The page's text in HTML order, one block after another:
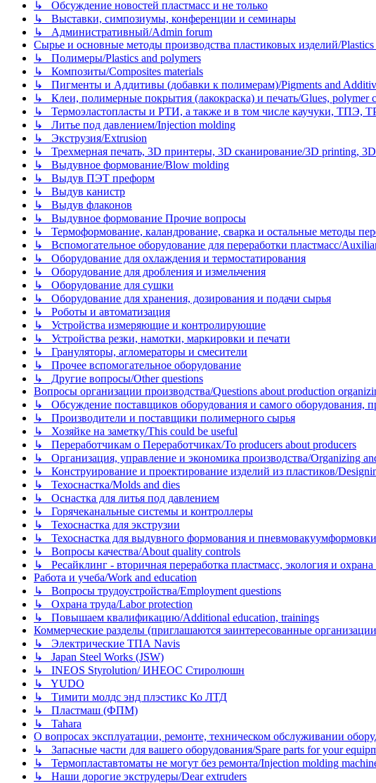
↳ Обсуждение новостей пластмасс и не только
↳ Выставки, симпозиумы, конференции и семинары
↳ Административный/Admin forum
Сырье и основные методы производства пластиковых изделий/
↳ Полимеры/Plastics and polymers
↳ Композиты/Сomposites materials
↳ Пигменты и Аддитивы (добавки к полимерам)/Pigments and
↳ Клеи, полимерные покрытия (лакокраска) и печать/Glues, polymer
↳ Термоэластопласты и РТИ, а также и в том числе каучуки, ТПЭ,
↳ Литье под давлением/Injection molding
↳ Экструзия/Extrusion
↳ Трехмерная печать, 3D принтеры, 3D сканирование/3D printing, 3D
↳ Выдувное формование/Blow molding
↳ Выдув ПЭТ преформ
↳ Выдув канистр
↳ Выдув флаконов
↳ Выдувное формование Прочие вопросы
↳ Термоформование, каландрование, сварка и остальные методы
↳ Вспомогательное оборудование для переработки пластмасс/
↳ Оборудование для охлаждения и термостатирования
↳ Оборудование для дробления и измельчения
↳ Оборудование для сушки
↳ Оборудование для хранения, дозирования и подачи сырья
↳ Роботы и автоматизация
↳ Устройства измеряющие и контролирующие
↳ Устройства резки, намотки, маркировки и печати
↳ Грануляторы, агломераторы и смесители
↳ Прочее вспомогательное оборудование
↳ Другие вопросы/Other questions
Вопросы организации производства/Questions about production
↳ Обсуждение поставщиков оборудования и самого оборудования,
↳ Производители и поставщики полимерного сырья
↳ Хозяйке на заметку/This could be useful
↳ Переработчикам о Переработчиках/To producers about producers
↳ Организация, управление и экономика производства/Organizing
↳ Конструирование и проектирование изделий из пластиков/
↳ Техоснастка/Molds and dies
↳ Оснастка для литья под давлением
↳ Горячеканальные системы и контроллеры
↳ Техоснастка для экструзии
↳ Техоснастка для выдувного формования и пневмовакуумформовки
↳ Вопросы качества/About quality controls
↳ Ресайклинг - вторичная переработка пластмасс, экология и
Работа и учеба/Work and education
↳ Вопросы трудоустройства/Employment questions
↳ Охрана труда/Labor protection
↳ Повышаем квалификацию/Additional education, trainings
Коммерческие разделы (приглашаются заинтересованные
↳ Электрические ТПА Navis
↳ Japan Steel Works (JSW)
↳ INEOS Styrolution/ ИНЕОС Стиролюшн
↳ YUDO
↳ Тимити молдс энд плэстикс Ко ЛТД
↳ Пластмаш (ФПМ)
↳ Tahara
О вопросах эксплуатации, ремонте, техническом обслуживании
↳ Запасные части для вашего оборудования/Spare parts for your
↳ Термопластавтоматы не могут без ремонта/Injection molding
↳ Наши дорогие экструдеры/Dear extruders